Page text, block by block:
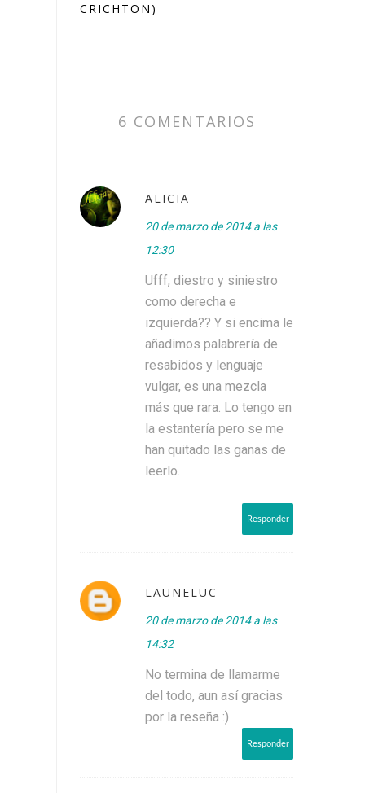
CRICHTON)
6 COMENTARIOS
ALICIA
20 de marzo de 2014 a las
12:30
Ufff, diestro y siniestro
como derecha e
izquierda?? Y si encima le
añadimos palabrería de
resabidos y lenguaje
vulgar, es una mezcla
más que rara. Lo tengo en
la estantería pero se me
han quitado las ganas de
leerlo.
Responder
LAUNELUC
20 de marzo de 2014 a las
14:32
No termina de llamarme
del todo, aun así gracias
por la reseña :)
Responder